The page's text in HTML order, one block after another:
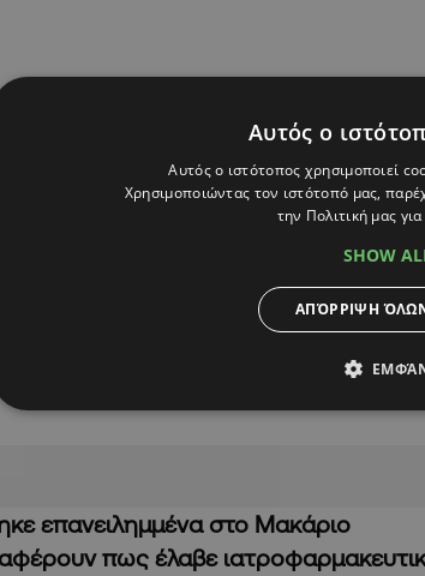
8χρονης Καισαριανής Πιριπίτση η
την 20/04/2024 στο
όπου νοσηλεύονταν με οξεία
επανειλημμένα στο Μακάριο
πως έλαβε
Αυτός ο
Αυτός ο ιστότοπος χρησιμοποιεί
Χρησιμοποιώντας τον ιστότοπό μας,
την Πολιτική μας
SHOW
ΑΠΌΡΡΙΨΗ